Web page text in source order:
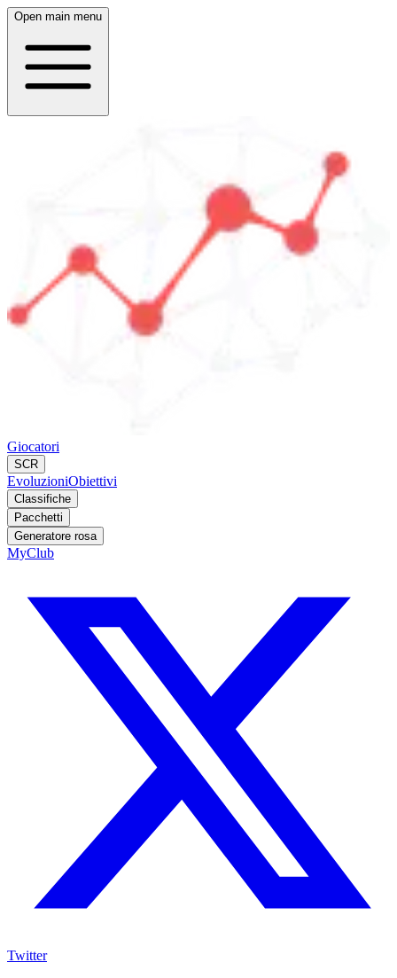
Open main menu
Giocatori
SCR
EvoluzioniObiettivi
Classifiche
Pacchetti
Generatore rosa
MyClub
Twitter